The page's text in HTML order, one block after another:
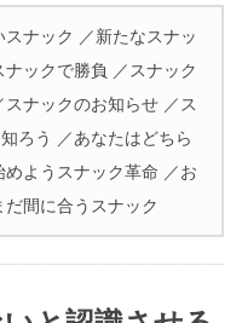
ナック ／新たなスナッ
ナックで勝負 ／スナック
スナックのお知らせ ／ス
ろう ／あなたはどちら
ようスナック革命 ／お
間に合うスナック